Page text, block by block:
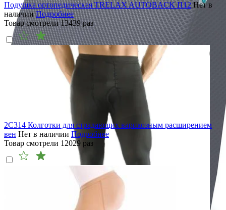
Подушка ортопедическая TRELAX AUTOBACK П12 Нет в
наличии Подробнее
Товар смотрели13439раз
2C314 Колготки для страдающих варикозным расширением
вен Нет в наличии Подробнее
Товар смотрели 12029 раз